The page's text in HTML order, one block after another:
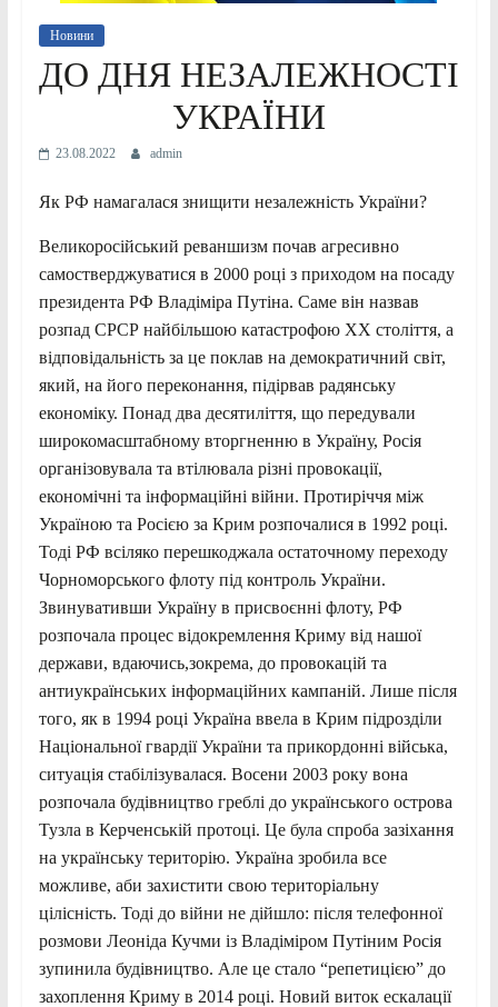
Новини
ДО ДНЯ НЕЗАЛЕЖНОСТІ
УКРАЇНИ
23.08.2022 admin
Як РФ намагалася знищити незалежність України?
Великоросійський реваншизм почав агресивно
самостверджуватися в 2000 році з приходом на посаду
президента РФ Владіміра Путіна. Саме він назвав
розпад СРСР найбільшою катастрофою XX століття, а
відповідальність за це поклав на демократичний світ,
який, на його переконання, підірвав радянську
економіку. Понад два десятиліття, що передували
широкомасштабному вторгненню в Україну, Росія
організовувала та втілювала різні провокації,
економічні та інформаційні війни. Протиріччя між
Україною та Росією за Крим розпочалися в 1992 році.
Тоді РФ всіляко перешкоджала остаточному переходу
Чорноморського флоту під контроль України.
Звинувативши Україну в присвоєнні флоту, РФ
розпочала процес відокремлення Криму від нашої
держави, вдаючись,зокрема, до провокацій та
антиукраїнських інформаційних кампаній. Лише після
того, як в 1994 році Україна ввела в Крим підрозділи
Національної гвардії України та прикордонні війська,
ситуація стабілізувалася. Восени 2003 року вона
розпочала будівництво греблі до українського острова
Тузла в Керченській протоці. Це була спроба зазіхання
на українську територію. Україна зробила все
можливе, аби захистити свою територіальну
цілісність. Тоді до війни не дійшло: після телефонної
розмови Леоніда Кучми із Владіміром Путіним Росія
зупинила будівництво. Але це стало “репетицією” до
захоплення Криму в 2014 році. Новий виток ескалації